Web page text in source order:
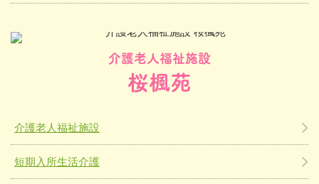
介護老人福祉施設
桜楓苑
介護老人福祉施設
短期入所生活介護